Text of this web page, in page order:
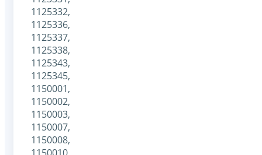
1125332,
1125336,
1125337,
1125338,
1125343,
1125345,
1150001,
1150002,
1150003,
1150007,
1150008,
1150010,